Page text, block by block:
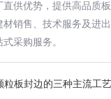
直供优势，提供高品质
销售、技术服务及进
采购服务。
粒板封边的三种主流工